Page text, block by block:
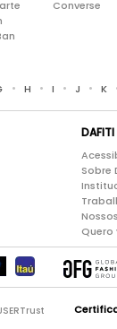
Converse
• H • I • J • K
DAFITI
Sobre
Quero